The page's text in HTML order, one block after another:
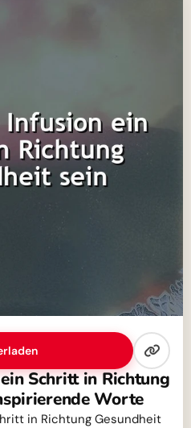
Schritt in Richtung
Worte
in Richtung Gesundheit